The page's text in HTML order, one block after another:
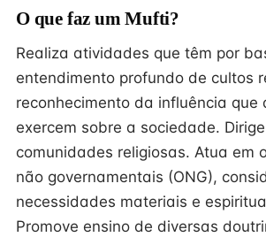
O que faz um Mufti?
Realiza atividades que têm por
entendimento profundo de cultos
reconhecimento da influência que
exercem sobre a sociedade.
comunidades religiosas. Atua em
não governamentais (ONG),
necessidades materiais e
Promove ensino de diversas